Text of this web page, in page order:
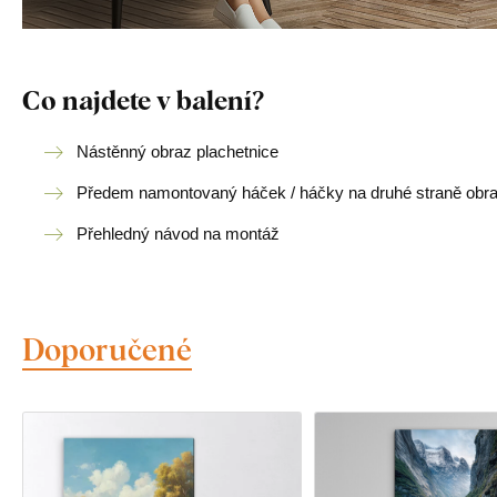
Co najdete v balení?
Nástěnný obraz plachetnice
Předem namontovaný háček / háčky na druhé straně
Přehledný návod na montáž
Doporučené